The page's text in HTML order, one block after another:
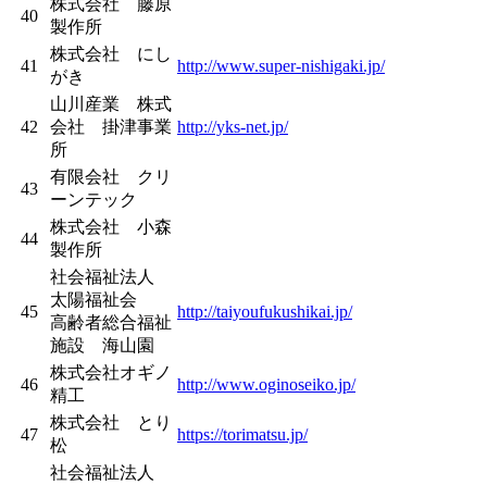
40
株式会社 藤原
製作所
41
株式会社 にし
がき
http://www.super-nishigaki.jp/
42
山川産業 株式
会社 掛津事業
所
http://yks-net.jp/
43
有限会社 クリ
ーンテック
44
株式会社 小森
製作所
45
社会福祉法人
太陽福祉会
高齢者総合福祉
施設 海山園
http://taiyoufukushikai.jp/
46
株式会社オギノ
精工
http://www.oginoseiko.jp/
47
株式会社 とり
松
https://torimatsu.jp/
社会福祉法人